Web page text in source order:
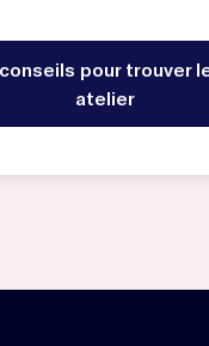
pour trouver
atelier